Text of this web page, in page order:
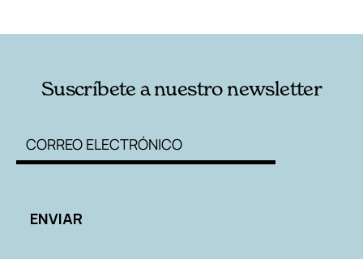
Suscríbete a nuestro newsletter